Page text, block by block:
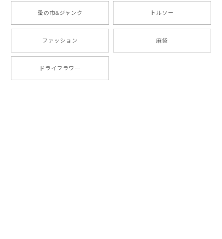
蚤の市&ジャンク トルソー
ファッション 麻袋
ドライフラワー